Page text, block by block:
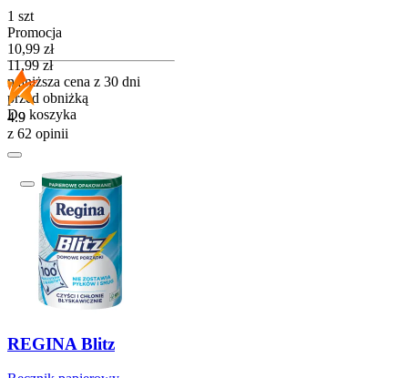
1 szt
Promocja
Cena promocyjna
10,99 zł
11,99 zł
najniższa cena z 30 dni
przed obniżką
Do koszyka
4.9
z 62 opinii
REGINA Blitz